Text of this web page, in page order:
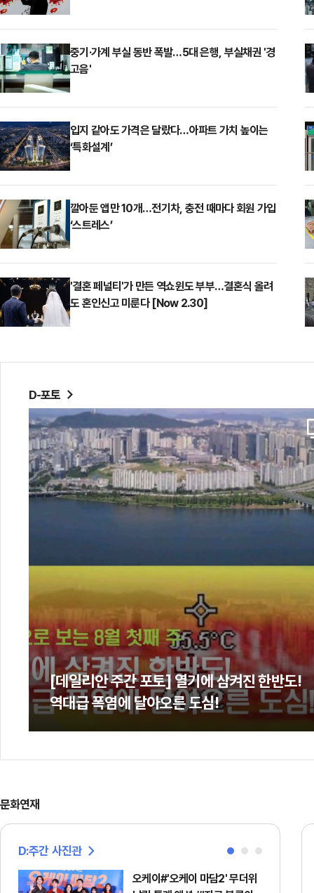
중기·가계 부실 동반 폭발…5대 은행, 부실채권 '경
고음'
입지 같아도 가격은 달랐다…아파트 가치 높이는
‘특화설계’
깔아둔 앱만 10개…전기차, 충전 때마다 회원 가입
‘스트레스’
'결혼 페널티'가 만든 역쇼윈도 부부…결혼식 올려
도 혼인신고 미룬다 [Now 2.30]
D-포토
[데일리안 주간 포토] 열기에 삼켜진 한반도!
역대급 폭염에 달아오른 도심!
문화연재
D:주간 사진관
오케이#'오케이 마담2' 무더위